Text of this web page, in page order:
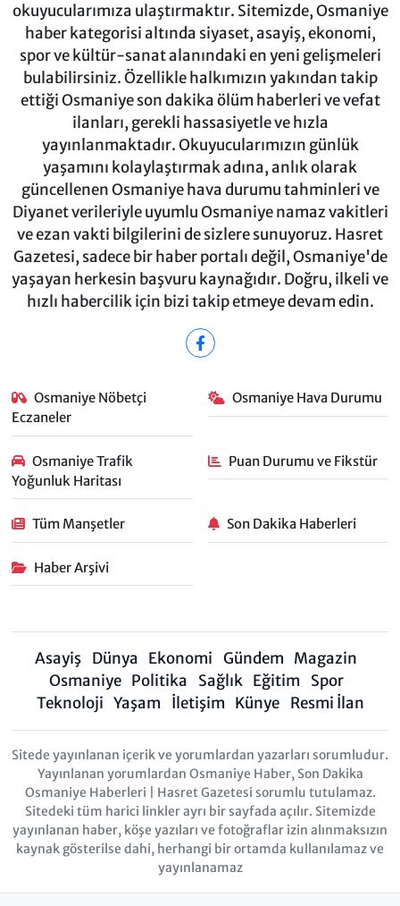
okuyucularımıza ulaştırmaktır. Sitemizde, Osmaniye
haber kategorisi altında siyaset, asayiş, ekonomi,
spor ve kültür-sanat alanındaki en yeni gelişmeleri
bulabilirsiniz. Özellikle halkımızın yakından takip
ettiği Osmaniye son dakika ölüm haberleri ve vefat
ilanları, gerekli hassasiyetle ve hızla
yayınlanmaktadır. Okuyucularımızın günlük
yaşamını kolaylaştırmak adına, anlık olarak
güncellenen Osmaniye hava durumu tahminleri ve
Diyanet verileriyle uyumlu Osmaniye namaz vakitleri
ve ezan vakti bilgilerini de sizlere sunuyoruz. Hasret
Gazetesi, sadece bir haber portalı değil, Osmaniye'de
yaşayan herkesin başvuru kaynağıdır. Doğru, ilkeli ve
hızlı habercilik için bizi takip etmeye devam edin.
Osmaniye Nöbetçi
Eczaneler
Osmaniye Hava Durumu
Osmaniye Trafik
Yoğunluk Haritası
Puan Durumu ve Fikstür
Tüm Manşetler Son Dakika Haberleri
Haber Arşivi
Asayiş Dünya Ekonomi Gündem Magazin
Osmaniye Politika Sağlık Eğitim
Spor
Teknoloji Yaşam İletişim Künye Resmi İlan
Sitede yayınlanan içerik ve yorumlardan yazarları sorumludur.
Yayınlanan yorumlardan Osmaniye Haber, Son Dakika
Osmaniye Haberleri | Hasret Gazetesi sorumlu tutulamaz.
Sitedeki tüm harici linkler ayrı bir sayfada açılır. Sitemizde
yayınlanan haber, köşe yazıları ve fotoğraflar izin alınmaksızın
kaynak gösterilse dahi, herhangi bir ortamda kullanılamaz ve
yayınlanamaz